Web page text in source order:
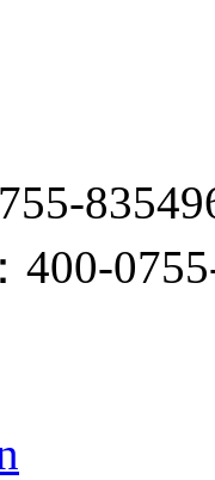
400-